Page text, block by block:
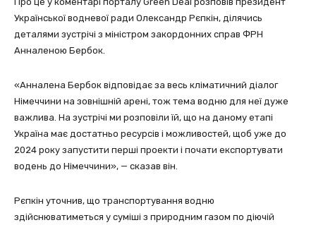
Української водневої ради Олександр Рєпкін, ділячись
деталями зустрічі з міністром закордонних справ ФРН
Анналеною Бербок.
«Анналена Бербок відповідає за весь кліматичний діалог
Німеччини на зовнішній арені, тож тема водню для неї дуже
важлива. На зустрічі ми розповіли їй, що на даному етапі
Україна має достатньо ресурсів і можливостей, щоб уже до
2024 року запустити перші проекти і почати експортувати
водень до Німеччини», — сказав він.
Рєпкін уточнив, що транспортування водню
здійснюватиметься у суміші з природним газом по діючій